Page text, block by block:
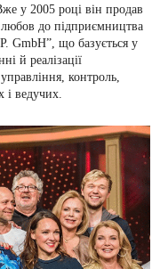
у 2005 році він продав
до підприємництва
GmbH”, що базується у
й реалізації
контроль,
і ведучих.